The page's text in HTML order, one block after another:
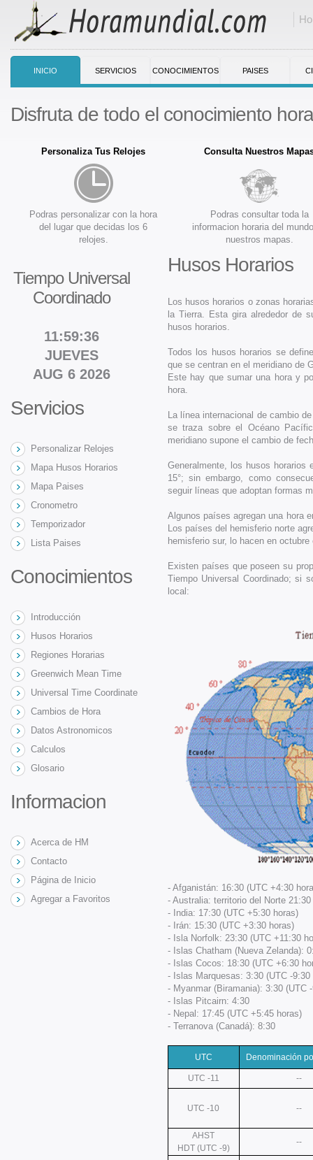
INICIO SERVICIOS CONOCIMIENTOS PAISES
Disfruta de todo el conocimiento
Personaliza Tus Relojes
Podras personalizar con la hora
del lugar que decidas los 6
relojes.
Consulta Nuestros
Podras consultar toda la
informacion horaria del
nuestros mapas.
Tiempo Universal
Coordinado
11:59:37
JUEVES
AUG 6 2026
Servicios
Personalizar Relojes
Mapa Husos Horarios
Mapa Paises
Cronometro
Temporizador
Lista Paises
Conocimientos
Introducción
Husos Horarios
Regiones Horarias
Greenwich Mean Time
Universal Time Coordinate
Cambios de Hora
Datos Astronomicos
Calculos
Glosario
Informacion
Acerca de HM
Contacto
Página de Inicio
Agregar a Favoritos
Husos Horarios
Los husos horarios o zonas
la Tierra. Esta gira alrededor de
husos horarios.
Todos los husos horarios se
que se centran en el meridiano de
Este hay que sumar una hora y
hora.
La línea internacional de cambio
se traza sobre el Océano
meridiano supone el cambio de
Generalmente, los husos horarios
15°; sin embargo, como
seguir líneas que adoptan formas
Algunos países agregan una hora
Los países del hemisferio norte
hemisferio sur, lo hacen en octubre
Existen países que poseen su
Tiempo Universal Coordinado; si
local:
- Afganistán: 16:30 (UTC +4:30
- Australia: territorio del Norte
- India: 17:30 (UTC +5:30 horas)
- Irán: 15:30 (UTC +3:30 horas)
- Isla Norfolk: 23:30 (UTC +11:30
- Islas Chatham (Nueva Zelanda):
- Islas Cocos: 18:30 (UTC +6:30
- Islas Marquesas: 3:30 (UTC -9:30
- Myanmar (Biramania): 3:30 (UTC
- Islas Pitcairn: 4:30
- Nepal: 17:45 (UTC +5:45 horas)
- Terranova (Canadá): 8:30
UTC Denominación
UTC -11 --
UTC -10 --
AHST
HDT (UTC -9)
--